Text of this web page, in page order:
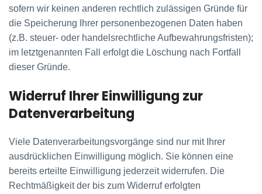
sofern wir keinen anderen rechtlich zulässigen Gründe für
die Speicherung Ihrer personenbezogenen Daten haben
(z.B. steuer- oder handelsrechtliche Aufbewahrungsfristen);
im letztgenannten Fall erfolgt die Löschung nach Fortfall
dieser Gründe.
Widerruf Ihrer Einwilligung zur
Datenverarbeitung
Viele Datenverarbeitungsvorgänge sind nur mit Ihrer
ausdrücklichen Einwilligung möglich. Sie können eine
bereits erteilte Einwilligung jederzeit widerrufen. Die
Rechtmäßigkeit der bis zum Widerruf erfolgten